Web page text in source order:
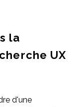
la
UX
d'une